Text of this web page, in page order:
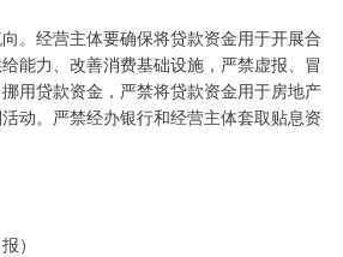
经营主体要确保将贷款资金用于开展合
能力、改善消费基础设施，严禁虚报、冒
用贷款资金，严禁将贷款资金用于房地产
动。严禁经办银行和经营主体套取贴息资
）